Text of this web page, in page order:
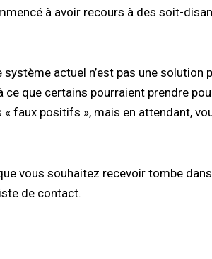
à avoir recours à des soit-
actuel n’est pas une solution
que certains pourraient prendre
faux positifs », mais en attendant,
vous souhaitez recevoir tombe
de contact.